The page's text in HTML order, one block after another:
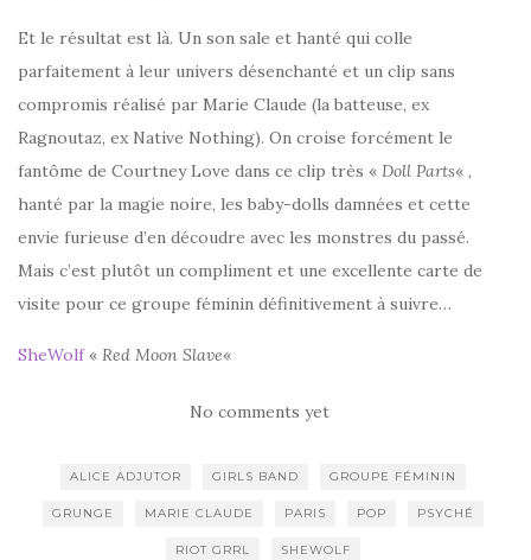
Et le résultat est là. Un son sale et hanté qui colle
parfaitement à leur univers désenchanté et un clip sans
compromis réalisé par Marie Claude (la batteuse, ex
Ragnoutaz, ex Native Nothing). On croise forcément le
fantôme de Courtney Love dans ce clip très « Doll Parts« ,
hanté par la magie noire, les baby-dolls damnées et cette
envie furieuse d’en découdre avec les monstres du passé.
Mais c’est plutôt un compliment et une excellente carte de
visite pour ce groupe féminin définitivement à suivre…
SheWolf« Red Moon Slave«
No comments yet
ALICE ADJUTOR GIRLS BAND GROUPE FÉMININ
GRUNGE MARIE CLAUDE PARIS POP PSYCHÉ
RIOT GRRL SHEWOLF